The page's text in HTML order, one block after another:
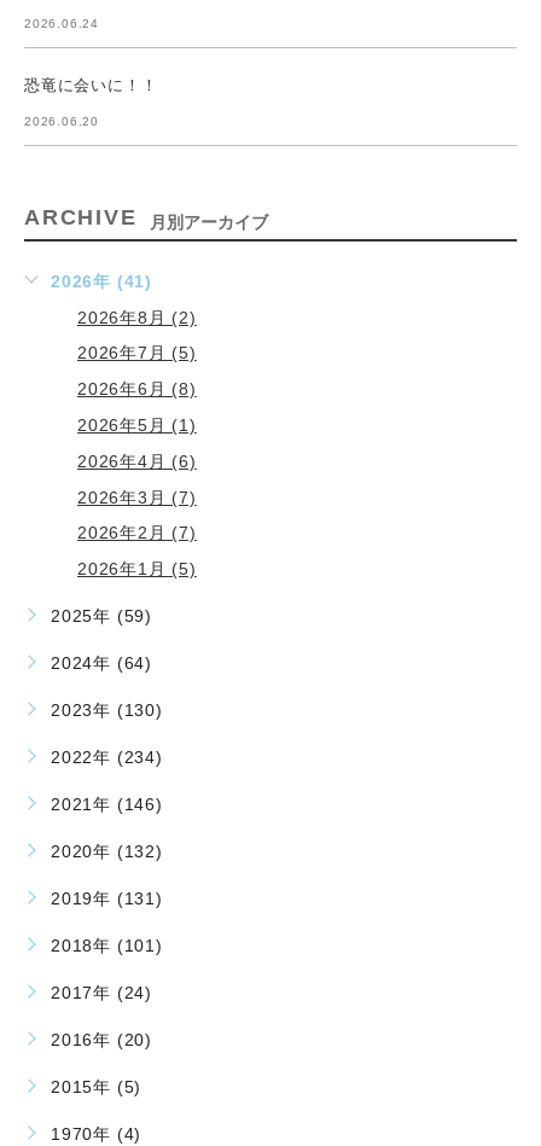
2026.06.24
恐竜に会いに！！
2026.06.20
ARCHIVE 月別アーカイブ
2026年 (41)
2026年8月 (2)
2026年7月 (5)
2026年6月 (8)
2026年5月 (1)
2026年4月 (6)
2026年3月 (7)
2026年2月 (7)
2026年1月 (5)
2025年 (59)
2024年 (64)
2023年 (130)
2022年 (234)
2021年 (146)
2020年 (132)
2019年 (131)
2018年 (101)
2017年 (24)
2016年 (20)
2015年 (5)
1970年 (4)